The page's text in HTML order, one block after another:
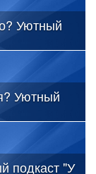
Уютный
Уютный
подкаст "У